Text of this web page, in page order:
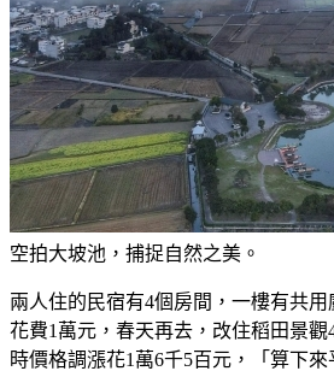
空拍大坡池，捕捉自然之美。
兩人住的民宿有4個房間，一樓有共
花費1萬元，春天再去，改住稻田景觀
時價格調漲花1萬6千5百元，「算下